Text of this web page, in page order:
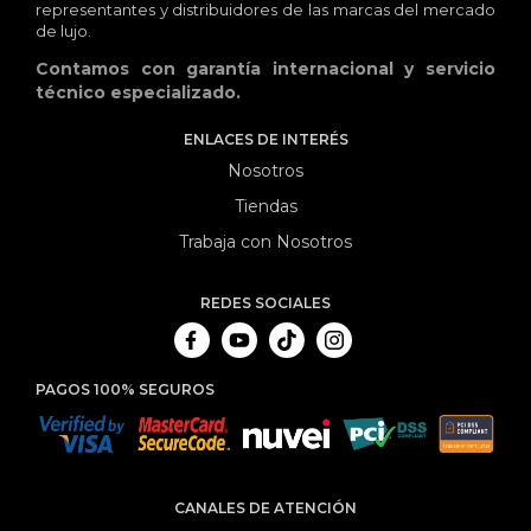
representantes y distribuidores de las marcas del mercado
de lujo.
Contamos con garantía internacional y servicio
técnico especializado.
ENLACES DE INTERÉS
Nosotros
Tiendas
Trabaja con Nosotros
REDES SOCIALES
PAGOS 100% SEGUROS
CANALES DE ATENCIÓN